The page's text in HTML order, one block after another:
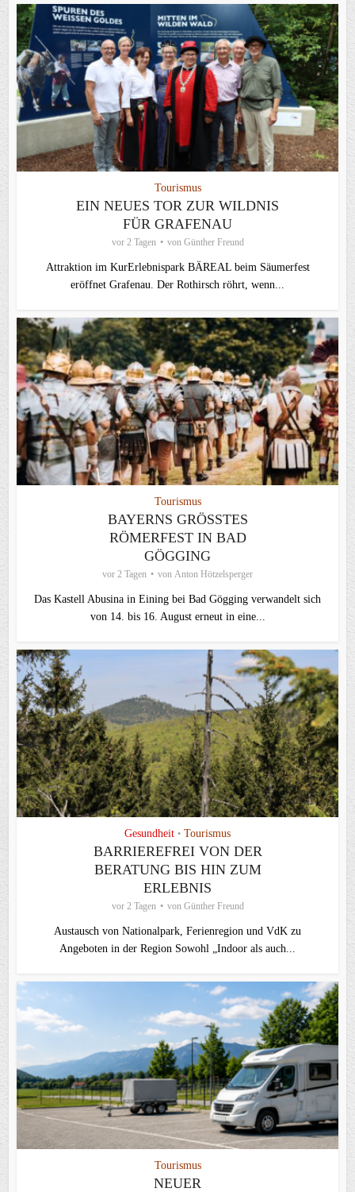
Tourismus
EIN NEUES TOR ZUR WILDNIS
FÜR GRAFENAU
vor 2 Tagen von Günther Freund
Attraktion im KurErlebnispark BÄREAL beim Säumerfest
eröffnet Grafenau. Der Rothirsch röhrt, wenn...
Tourismus
BAYERNS GRÖSSTES R
ÖMERFEST IN BAD G
ÖGGING
vor 2 Tagen von Anton Hötzelsperger
Das Kastell Abusina in Eining bei Bad Gögging verwandelt sich
von 14. bis 16. August erneut in eine...
Gesundheit • Tourismus
BARRIEREFREI VON DER
BERATUNG BIS HIN ZUM
ERLEBNIS
vor 2 Tagen von Günther Freund
Austausch von Nationalpark, Ferienregion und VdK zu
Angeboten in der Region Sowohl „Indoor als auch...
Tourismus
NEUER